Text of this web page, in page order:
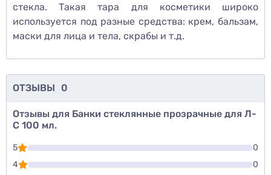
стекла. Такая тара для косметики широко
используется под разные средства: крем, бальзам,
маски для лица и тела, скрабы и т.д.
ОТЗЫВЫ 0
Отзывы для Банки стеклянные прозрачные для Л-
С 100 мл.
5
0
4
0